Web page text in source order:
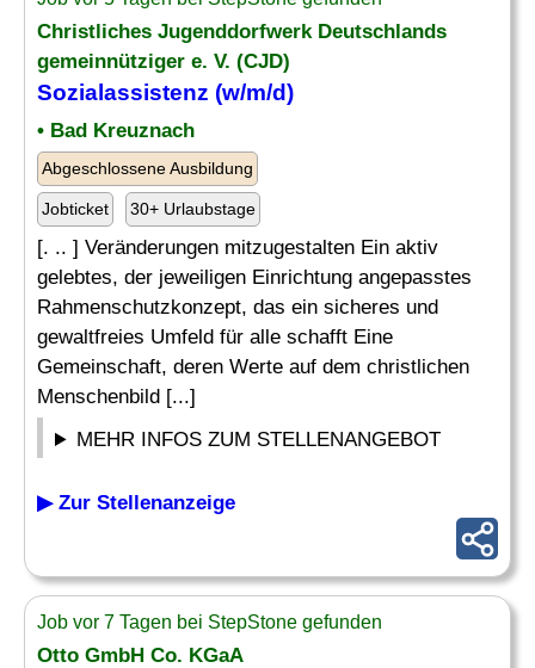
Christliches Jugenddorfwerk Deutschlands
gemeinnütziger e. V. (CJD)
Sozialassistenz (w/m/d)
• Bad Kreuznach
Abgeschlossene Ausbildung
Jobticket 30+ Urlaubstage
[. .. ] Veränderungen mitzugestalten Ein aktiv
gelebtes, der jeweiligen Einrichtung angepasstes
Rahmenschutzkonzept, das ein sicheres und
gewaltfreies Umfeld für alle schafft Eine
Gemeinschaft, deren Werte auf dem christlichen
Menschenbild [...]
MEHR INFOS ZUM STELLENANGEBOT
▶ Zur Stellenanzeige
Job vor 7 Tagen bei StepStone gefunden
Otto GmbH Co. KGaA